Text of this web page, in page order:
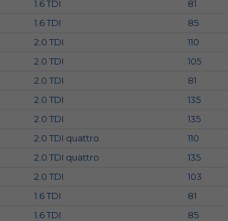
1.6 TDI 81
1.6 TDI 85
2.0 TDI 110
2.0 TDI 105
2.0 TDI 81
2.0 TDI 135
2.0 TDI 135
2.0 TDI quattro 110
2.0 TDI quattro 135
2.0 TDI 103
1.6 TDI 81
1.6 TDI 85